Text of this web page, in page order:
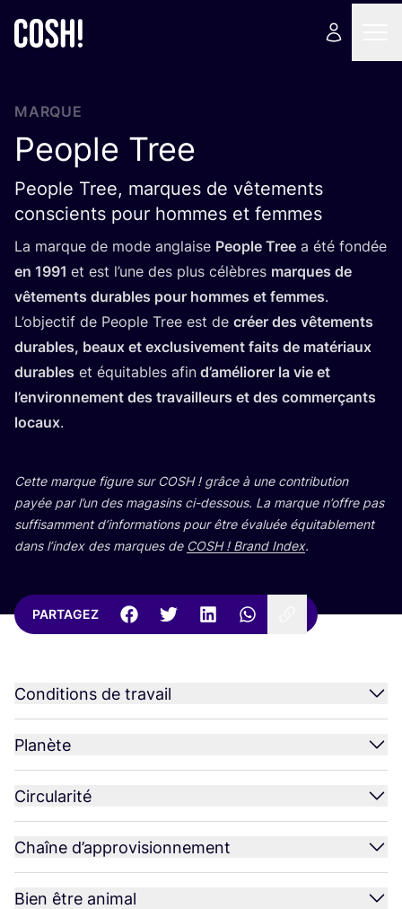
MARQUE
People Tree
People Tree, marques de vêtements
conscients pour hommes et femmes
La marque de mode anglaise People Tree a été fon­dée
en 1991 et est l’une des plus célèbres marques de
vête­ments durables pour hommes et femmes.
L’ob­jec­tif de People Tree est de créer des vête­ments
durables, beaux et exclu­si­ve­ment faits de maté­riaux
durables et équi­tables afin d’a­mé­lio­rer la vie et
l’en­vi­ron­ne­ment des tra­vailleurs et des com­mer­çants
locaux.
Cette marque figure sur COSH! grâce à une contri­bu­tion
payée par l’un des maga­sins ci-des­sous. La marque n’offre pas
suf­fi­sam­ment d’in­for­ma­tions pour être éva­luée équi­ta­ble­ment
dans l’in­dex des marques de COSH! Brand Index.
PARTAGEZ
Conditions de travail
Planète
Circularité
Chaîne d’approvisionnement
Bien être animal